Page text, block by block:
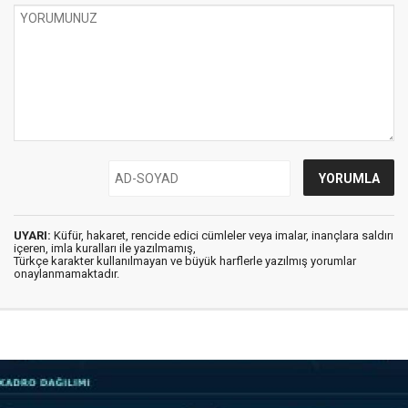
UYARI: Küfür, hakaret, rencide edici cümleler veya imalar, inançlara saldırı
içeren, imla kuralları ile yazılmamış,
Türkçe karakter kullanılmayan ve büyük harflerle yazılmış yorumlar
onaylanmamaktadır.